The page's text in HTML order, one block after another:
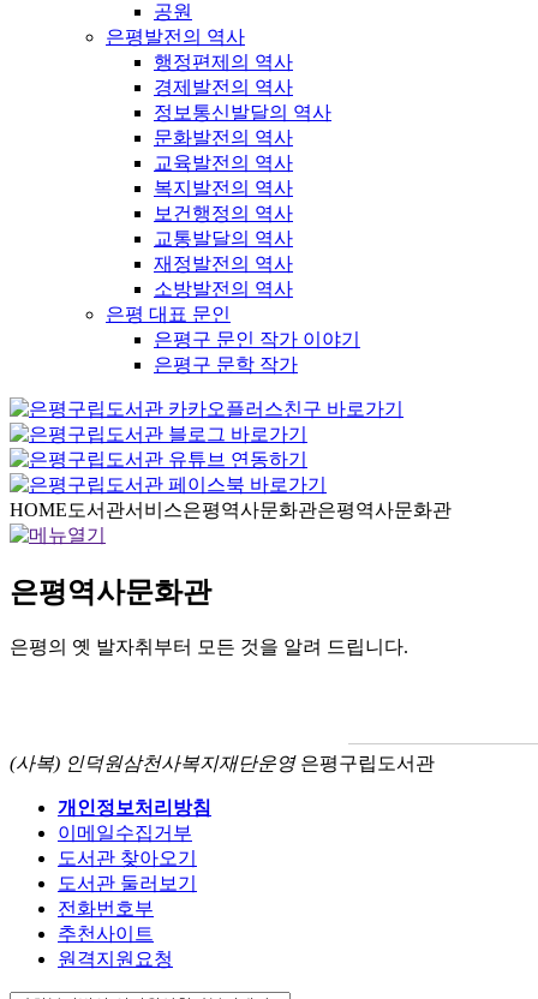
공원
은평발전의 역사
행정편제의 역사
경제발전의 역사
정보통신발달의 역사
문화발전의 역사
교육발전의 역사
복지발전의 역사
보건행정의 역사
교통발달의 역사
재정발전의 역사
소방발전의 역사
은평 대표 문인
은평구 문인 작가 이야기
은평구 문학 작가
HOME도서관서비스은평역사문화관은평역사문화관
은평역사문화관
은평의 옛 발자취부터 모든 것을 알려 드립니다.
(사복) 인덕원삼천사복지재단운영은평구립도서관
개인정보처리방침
이메일수집거부
도서관 찾아오기
도서관 둘러보기
전화번호부
추천사이트
원격지원요청